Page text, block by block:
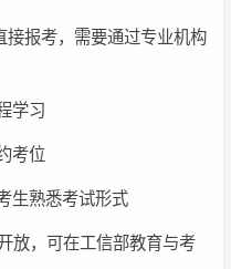
接报考，需要通过专业机构
学习
考位
生熟悉考试形式
放，可在工信部教育与考